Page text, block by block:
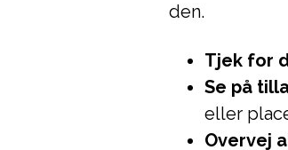
den.
Tjek for
Se på
eller
Overvej